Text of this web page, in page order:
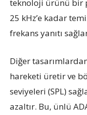
teknoloji ürünü bir
25 kHz’e kadar
frekans yanıtı
Diğer
hareketi üretir ve
seviyeleri (SPL)
azaltır. Bu, ünlü